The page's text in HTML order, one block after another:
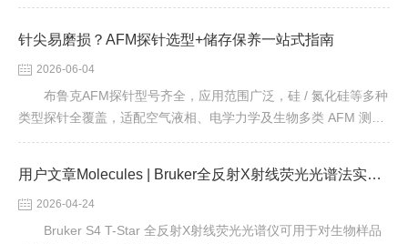
针尖易磨损？AFM探针选型+储存保养一站式指南
2026-06-04
布鲁克AFM探针型号齐全，应用范围广泛，硅 / 氮化硅等多种
类型探针全覆盖，适配空气液相、电学力学及生物多类 AFM 测试
场景
用户文章Molecules | Bruker全反射X射线荧光光谱法实现跨产地贻贝元素比较
2026-04-24
Bruker S4 T-Star 全反射X射线荧光光谱仪可用于对生物样品